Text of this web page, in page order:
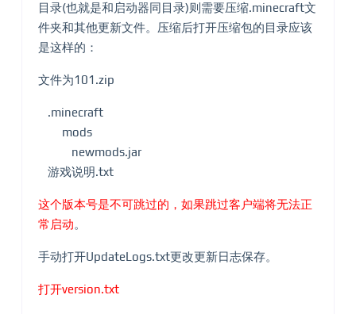
目录(也就是和启动器同目录)则需要压缩.minecraft文
件夹和其他更新文件。压缩后打开压缩包的目录应该
是这样的：
文件为101.zip
.minecraft
mods
newmods.jar
游戏说明.txt
这个版本号是不可跳过的，如果跳过客户端将无法正
常启动。
手动打开UpdateLogs.txt更改更新日志保存。
打开version.txt